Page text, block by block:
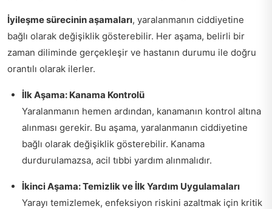
İyileşme sürecinin aşamaları, yaralanmanın ciddiyetine
bağlı olarak değişiklik gösterebilir. Her aşama, belirli bir
zaman diliminde gerçekleşir ve hastanın durumu ile doğru
orantılı olarak ilerler.
İlk Aşama: Kanama Kontrolü
Yaralanmanın hemen ardından, kanamanın kontrol altına
alınması gerekir. Bu aşama, yaralanmanın ciddiyetine
bağlı olarak değişiklik gösterebilir. Kanama
durdurulamazsa, acil tıbbi yardım alınmalıdır.
İkinci Aşama: Temizlik ve İlk Yardım Uygulamaları
Yarayı temizlemek, enfeksiyon riskini azaltmak için kritik